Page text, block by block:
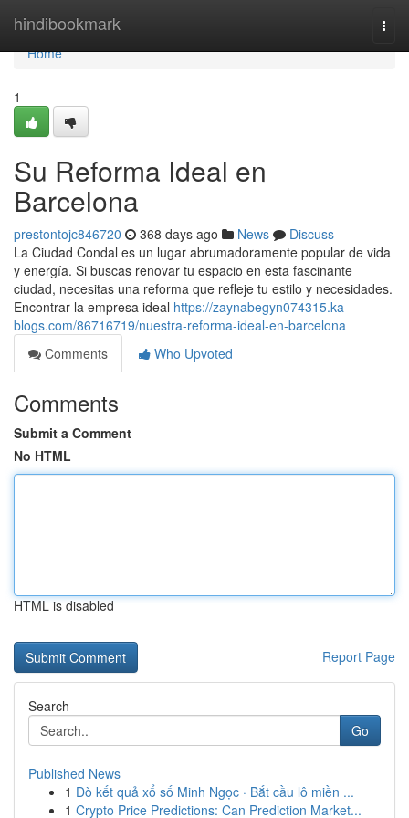
hindibookmark
Home
Home
1
Su Reforma Ideal en
Barcelona
prestontojc846720 368 days ago News
Discuss
La Ciudad Condal es un lugar abrumadoramente popular de vida
y energía. Si buscas renovar tu espacio en esta fascinante
ciudad, necesitas una reforma que refleje tu estilo y necesidades.
Encontrar la empresa ideal https://zaynabegyn074315.ka-
blogs.com/86716719/nuestra-reforma-ideal-en-barcelona
Comments
Who Upvoted
Comments
Submit a Comment
No HTML
HTML is disabled
Report Page
Search
Go
Published News
1 Dò kết quả xổ số Minh Ngọc · Bắt cầu lô miền ...
1 Crypto Price Predictions: Can Prediction Market...